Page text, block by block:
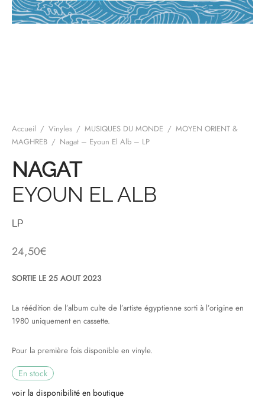
Accueil / Vinyles / MUSIQUES DU MONDE / MOYEN ORIENT &
MAGHREB / Nagat – Eyoun El Alb – LP
NAGAT
EYOUN EL ALB
LP
24,50€
SORTIE LE 25 AOUT 2023
La réédition de l’album culte de l’artiste égyptienne sorti à l’origine en
1980 uniquement en cassette.
Pour la première fois disponible en vinyle.
En stock
voir la disponibilité en boutique
Phono
& MINIMALISTE
BUT CHIC
& RAP FRANCAIS
DU MONDE
2026
DU 30/10/2026
SKA